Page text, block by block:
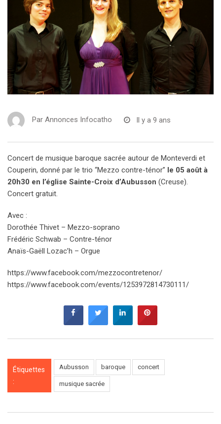
Par Annonces Infocatho Il y a 9 ans
Concert de musique baroque sacrée autour de Monteverdi et
Couperin, donné par le trio “Mezzo contre-ténor” le 05 août à
20h30 en l’église Sainte-Croix d’Aubusson (Creuse).
Concert gratuit.
Avec :
Dorothée Thivet – Mezzo-soprano
Frédéric Schwab – Contre-ténor
Anaïs-Gaëll Lozac’h – Orgue
https://www.facebook.com/mezzocontretenor/
https://www.facebook.com/events/1253972814730111/
Étiquettes
:
Aubusson baroque concert
musique sacrée